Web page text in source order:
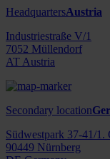
HeadquartersAustria
Industriestraße V/1
7052 Müllendorf
AT Austria
Secondary location
Südwestpark 37-41/1.
90449 Nürnberg